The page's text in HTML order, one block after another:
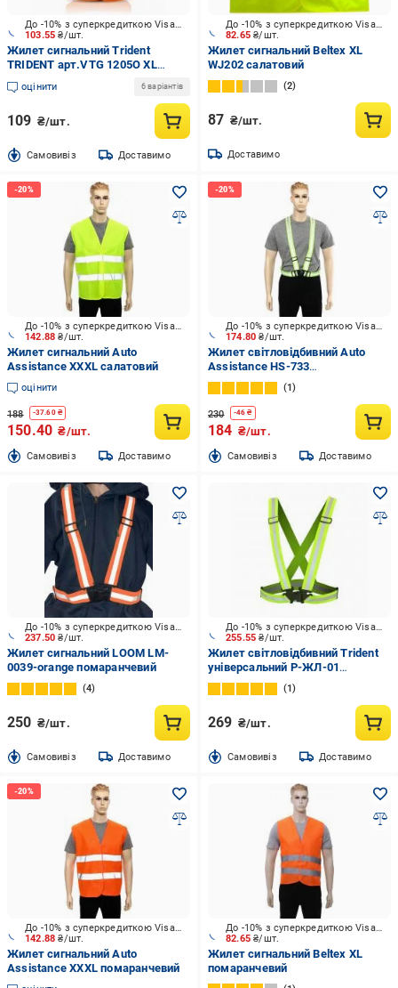
103.55₴/шт.
До -10% з суперкредиткою Visa Вигода
Жилет сигнальний Trident
TRIDENT арт.VTG 1205O XL
1205O помаранчевий
оцінити 6 варіантів
109 ₴/шт.
Cамовивіз Доставимо
82.65₴/шт.
До -10% з суперкредиткою Visa Вигода
Жилет сигнальний Beltex XL
WJ202 салатовий
2
87 ₴/шт.
Доставимо
142.88₴/шт.
До -10% з суперкредиткою Visa Вигода
Жилет сигнальний Auto
Assistance XXXL салатовий
оцінити
188 -37.60₴
150.40 ₴/шт.
Cамовивіз Доставимо
174.80₴/шт.
До -10% з суперкредиткою Visa Вигода
Жилет світловідбивний Auto
Assistance HS-733
універсальний салатовий
1
230 -46 ₴
184 ₴/шт.
Cамовивіз Доставимо
237.50₴/шт.
До -10% з суперкредиткою Visa Вигода
Жилет сигнальний LOOM LM-
0039-orange помаранчевий
4
250 ₴/шт.
Cамовивіз Доставимо
255.55₴/шт.
До -10% з суперкредиткою Visa Вигода
Жилет світловідбивний Trident
універсальний Р-ЖЛ-01
лимонний
1
269 ₴/шт.
Cамовивіз Доставимо
142.88₴/шт.
До -10% з суперкредиткою Visa Вигода
Жилет сигнальний Auto
Assistance XXXL помаранчевий
82.65₴/шт.
До -10% з суперкредиткою Visa Вигода
Жилет сигнальний Beltex XL
помаранчевий